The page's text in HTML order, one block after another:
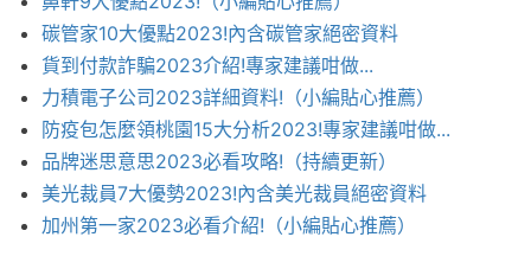
碳管家10大優點2023!內含碳管家絕密資料
貨到付款詐騙2023介紹!專家建議咁做...
力積電子公司2023詳細資料!（小編貼心推薦）
防疫包怎麼領桃園15大分析2023!專家建議咁做...
品牌迷思意思2023必看攻略!（持續更新）
美光裁員7大優勢2023!內含美光裁員絕密資料
加州第一家2023必看介紹!（小編貼心推薦）